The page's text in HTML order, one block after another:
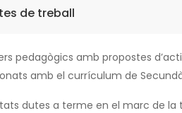
de treball
pedagògics amb propostes
amb el currículum de
dutes a terme en el marc de